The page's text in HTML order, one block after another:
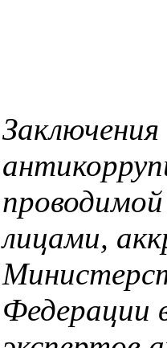
лицами,
Федерации